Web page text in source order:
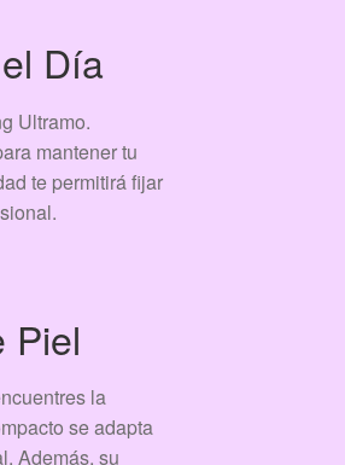
Día
Ultramo.
mantener tu
te permitirá fijar
Piel
la
se adapta
Además, su